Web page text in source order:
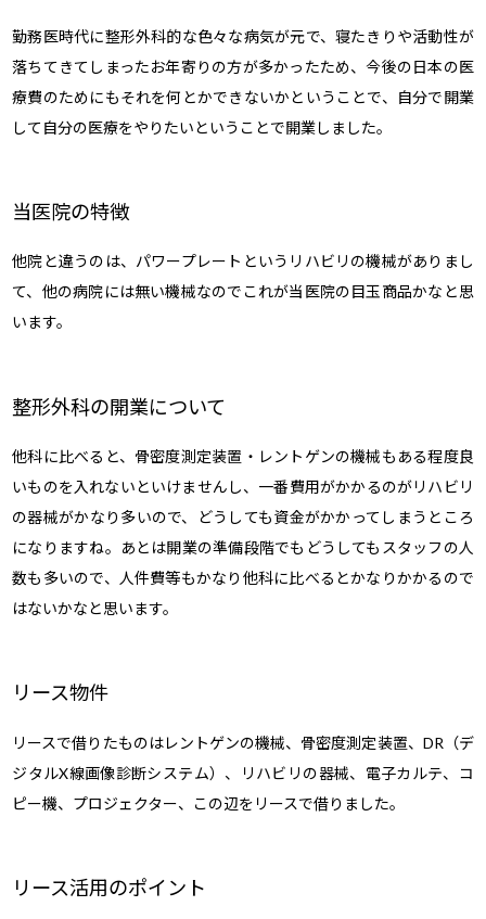
勤務医時代に整形外科的な色々な病気が元で、寝たきりや活動性が
落ちてきてしまったお年寄りの方が多かったため、今後の日本の医
療費のためにもそれを何とかできないかということで、自分で開業
して自分の医療をやりたいということで開業しました。
当医院の特徴
他院と違うのは、パワープレートというリハビリの機械がありまし
て、他の病院には無い機械なのでこれが当医院の目玉商品かなと思
います。
整形外科の開業について
他科に比べると、骨密度測定装置・レントゲンの機械もある程度良
いものを入れないといけませんし、一番費用がかかるのがリハビリ
の器械がかなり多いので、どうしても資金がかかってしまうところ
になりますね。あとは開業の準備段階でもどうしてもスタッフの人
数も多いので、人件費等もかなり他科に比べるとかなりかかるので
はないかなと思います。
リース物件
リースで借りたものはレントゲンの機械、骨密度測定装置、DR（デ
ジタルX線画像診断システム）、リハビリの器械、電子カルテ、コ
ピー機、プロジェクター、この辺をリースで借りました。
リース活用のポイント